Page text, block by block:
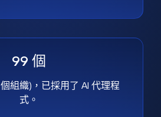
99 個
組織)，已採用了 AI 代理程
式。